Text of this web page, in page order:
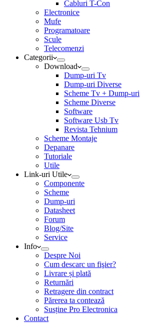
Cabluri T-Con
Electronice
Mufe
Programatoare
Scule
Telecomenzi
Categorii
Download
Dump-uri Tv
Dump-uri Diverse
Scheme Tv + Dump-uri
Scheme Diverse
Software
Software Usb Tv
Revista Tehnium
Scheme Montaje
Depanare
Tutoriale
Utile
Link-uri Utile
Componente
Scheme
Dump-uri
Datasheet
Forum
Blog/Site
Service
Info
Despre Noi
Cum descarc un fişier?
Livrare și plată
Returnări
Retragere din contract
Părerea ta contează
Susține Pro Electronica
Contact